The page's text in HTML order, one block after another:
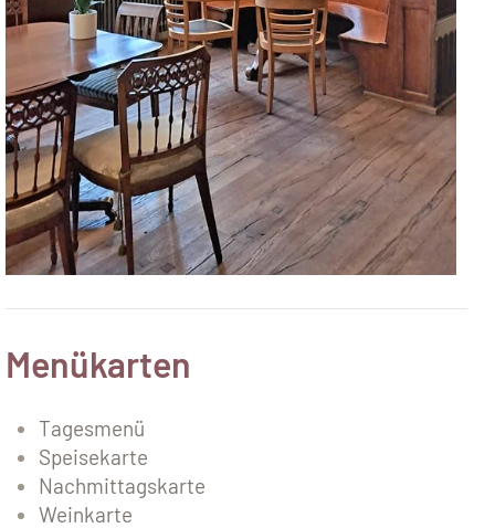
Menükarten
Tagesmenü
Speisekarte
Nachmittagskarte
Weinkarte